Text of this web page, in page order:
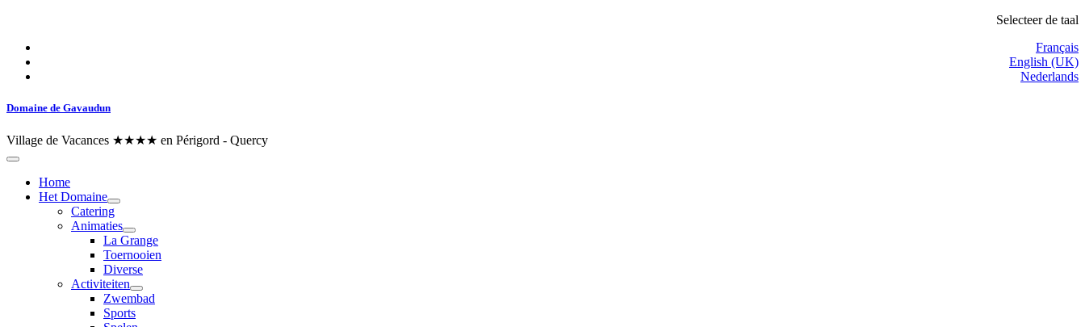
Selecteer de taal
Français
English (UK)
Nederlands
Domaine de Gavaudun
Village de Vacances ★★★★ en Périgord - Quercy
Home
Het Domaine
Catering
Animaties
La Grange
Toernooien
Diverse
Activiteiten
Zwembad
Sports